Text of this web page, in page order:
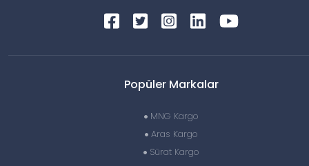
Popüler Markalar
MNG Kargo
Aras Kargo
Sürat Kargo